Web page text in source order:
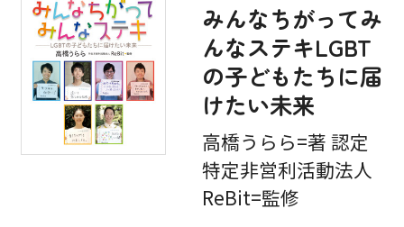
みんなちがってみ
んなステキLGBT
の子どもたちに届
けたい未来
高橋うらら=著 認定
特定非営利活動法人
ReBit=監修